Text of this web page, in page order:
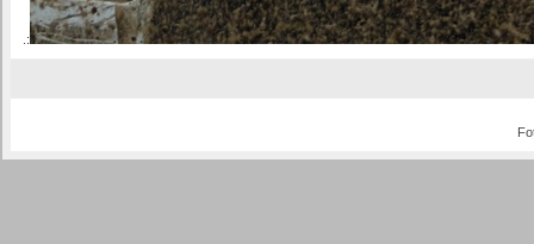
.: